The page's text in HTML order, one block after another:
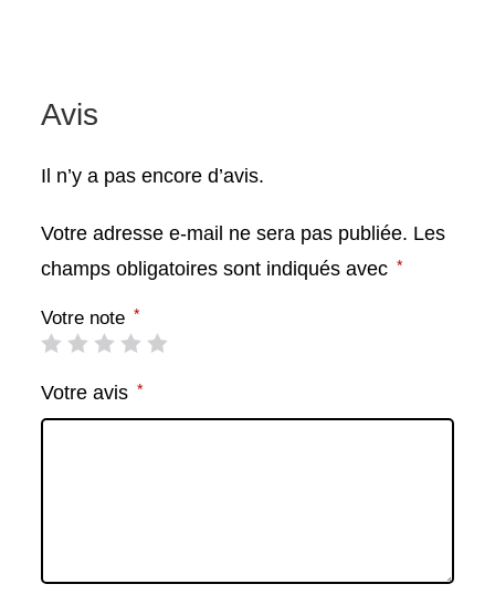
Avis
Il n’y a pas encore d’avis.
Votre adresse e-mail ne sera pas publiée. Les
champs obligatoires sont indiqués avec *
Votre note *
Votre avis *